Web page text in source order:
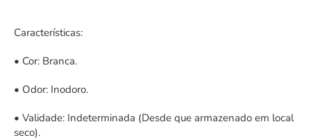
Características:
• Cor: Branca.
• Odor: Inodoro.
• Validade: Indeterminada (Desde que armazenado em local
seco).